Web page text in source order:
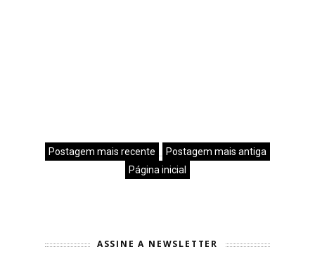
Postagem mais recente
Postagem mais antiga
Página inicial
ASSINE A NEWSLETTER